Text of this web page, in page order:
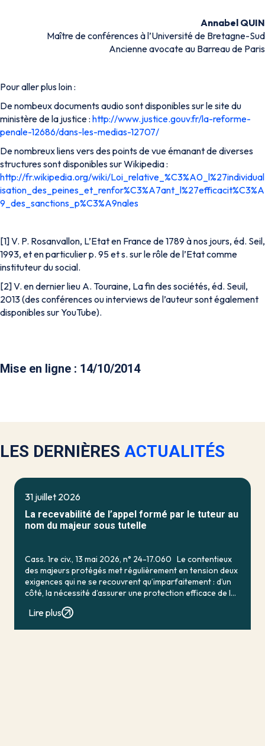
Annabel QUIN
Maître de conférences à l’Université de Bretagne-Sud
Ancienne avocate au Barreau de Paris
Pour aller plus loin :
De nombeux documents audio sont disponibles sur le site du
ministère de la justice : http://www.justice.gouv.fr/la-reforme-
penale-12686/dans-les-medias-12707/
De nombreux liens vers des points de vue émanant de diverses
structures sont disponibles sur Wikipedia :
http://fr.wikipedia.org/wiki/Loi_relative_%C3%A0_l%27individual
isation_des_peines_et_renfor%C3%A7ant_l%27efficacit%C3%A
9_des_sanctions_p%C3%A9nales
[1] V. P. Rosanvallon, L’Etat en France de 1789 à nos jours, éd. Seil,
1993, et en particulier p. 95 et s. sur le rôle de l’Etat comme
instituteur du social.
[2] V. en dernier lieu A. Touraine, La fin des sociétés, éd. Seuil,
2013 (des conférences ou interviews de l’auteur sont également
disponibles sur YouTube).
Mise en ligne : 14/10/2014
LES DERNIÈRES ACTUALITÉS
31 juillet 2026
La recevabilité de l’appel formé par le tuteur au
nom du majeur sous tutelle
Cass. 1re civ., 13 mai 2026, n° 24-17.060 Le contentieux
des majeurs protégés met régulièrement en tension deux
exigences qui ne se recouvrent qu’imparfaitement : d’un
côté, la nécessité d’assurer une protection efficace de la
Lire plus